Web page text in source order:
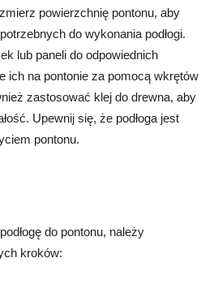
powierzchnię pontonu, aby
do wykonania podłogi.
lub paneli do odpowiednich
ich na pontonie za pomocą wkrętów
zastosować klej do drewna, aby
Upewnij się, że podłoga jest
pontonu.
do pontonu, należy
kroków: